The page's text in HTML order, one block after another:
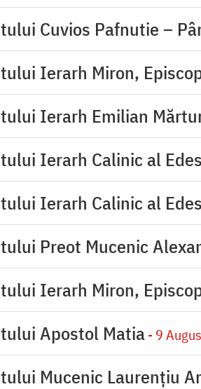
Cuvios Pafnutie –
Ierarh Miron,
Ierarh Emilian
Ierarh Calinic al
Ierarh Calinic al
Preot Mucenic
Ierarh Miron,
Apostol Matia- 9
Mucenic Laurențiu